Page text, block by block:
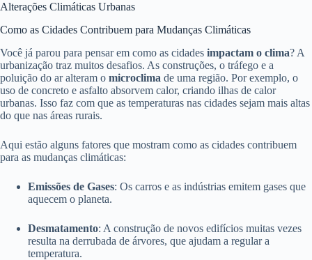
Alterações Climáticas Urbanas
Como as Cidades Contribuem para Mudanças Climáticas
Você já parou para pensar em como as cidades impactam o clima? A
urbanização traz muitos desafios. As construções, o tráfego e a
poluição do ar alteram o microclima de uma região. Por exemplo, o
uso de concreto e asfalto absorvem calor, criando ilhas de calor
urbanas. Isso faz com que as temperaturas nas cidades sejam mais altas
do que nas áreas rurais.
Aqui estão alguns fatores que mostram como as cidades contribuem
para as mudanças climáticas:
Emissões de Gases: Os carros e as indústrias emitem gases que
aquecem o planeta.
Desmatamento: A construção de novos edifícios muitas vezes
resulta na derrubada de árvores, que ajudam a regular a
temperatura.